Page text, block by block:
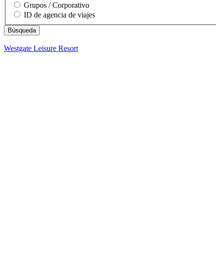
Grupos / Corporativo
ID de agencia de viajes
Westgate Leisure Resort